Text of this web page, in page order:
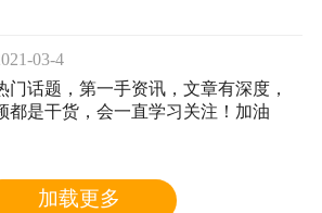
03-4
门话题，第一手资讯，文章有深度，
都是干货，会一直学习关注！加油
加载更多